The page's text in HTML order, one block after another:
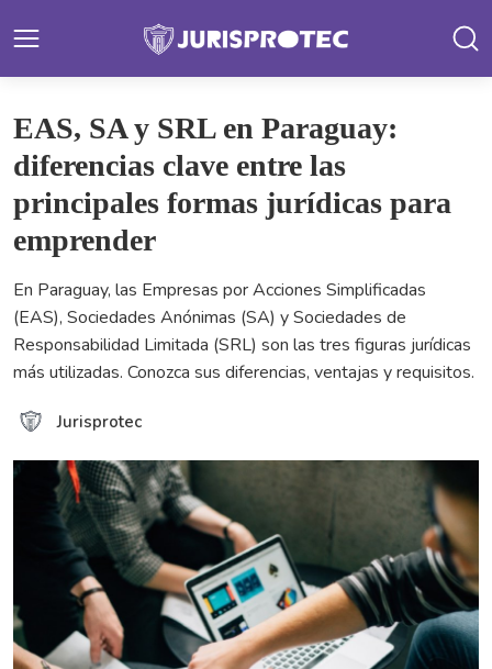
EAS, SA y SRL en Paraguay:
diferencias clave entre las
principales formas jurídicas para
emprender
En Paraguay, las Empresas por Acciones Simplificadas
(EAS), Sociedades Anónimas (SA) y Sociedades de
Responsabilidad Limitada (SRL) son las tres figuras jurídicas
más utilizadas. Conozca sus diferencias, ventajas y requisitos.
Jurisprotec